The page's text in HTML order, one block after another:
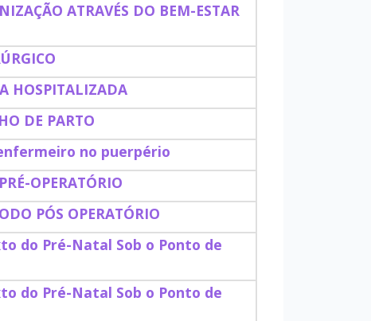
ATRAVÉS DO BEM-ESTAR
HOSPITALIZADA
DE PARTO
enfermeiro no puerpério
OPERATÓRIO
PÓS OPERATÓRIO
do Pré-Natal Sob o Ponto de
do Pré-Natal Sob o Ponto de